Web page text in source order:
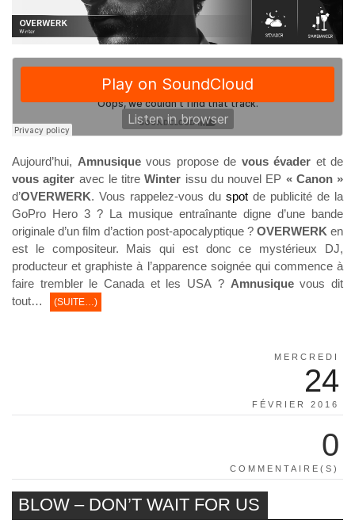
Aujourd’hui, Amnusiquevous propose de vous évader et de
vous agiter avec le titreWinter issu du nouvel EP « Canon »
d’OVERWERK. Vous rappelez-vous du spot de publicité de la
GoPro Hero 3 ? La musique entraînante digne d’une bande
originale d’un film d’action post-apocalyptique ? OVERWERK en
est le compositeur. Mais qui est donc ce mystérieux DJ,
producteur et graphiste à l’apparence soignée qui commence à
faire trembler le Canada et les USA ? Amnusiquevous dit
tout…
(SUITE…)
MERCREDI
24
FÉVRIER 2016
0
COMMENTAIRE(S)
BLOW – DON’T WAIT FOR US